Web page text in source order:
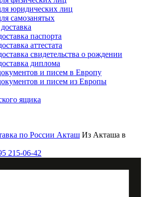
юридических лиц
самозанятых
паспорта
аттестата
свидетельства о рождении
диплома
и писем в Европу
и писем из Европы
ящика
по России Акташ Из Акташа в
215-06-42